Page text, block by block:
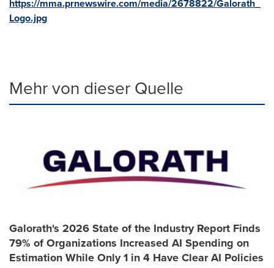
https://mma.prnewswire.com/media/2678822/Galorath_
Logo.jpg
Mehr von dieser Quelle
Galorath's 2026 State of the Industry Report Finds
79% of Organizations Increased AI Spending on
Estimation While Only 1 in 4 Have Clear AI Policies